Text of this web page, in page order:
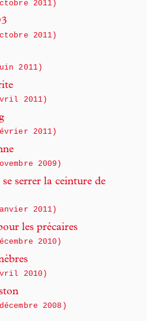
2011)
2011)
2011)
2011)
2011)
2009)
serrer la ceinture de
2011)
les précaires
2010)
2010)
2008)